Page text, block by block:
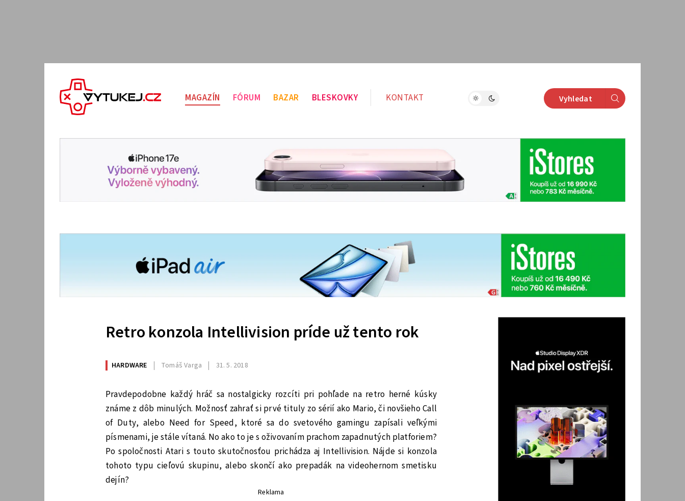
MAGAZÍN FÓRUM BAZAR BLESKOVKY KONTAKT Vyhledat
Retro konzola Intellivision príde už tento rok
HARDWARE Tomáš Varga 31. 5. 2018
Pravdepodobne každý hráč sa nostalgicky rozcíti pri pohľade na retro herné kúsky
známe z dôb minulých. Možnosť zahrať si prvé tituly zo sérií ako Mario, či novšieho Call
of Duty, alebo Need for Speed, ktoré sa do svetového gamingu zapísali veľkými
písmenami, je stále vítaná. No ako to je s oživovaním prachom zapadnutých platforiem?
Po spoločnosti Atari s touto skutočnosťou prichádza aj Intellivision. Nájde si konzola
tohoto typu cieľovú skupinu, alebo skončí ako prepadák na videohernom smetisku
dejín?
Reklama